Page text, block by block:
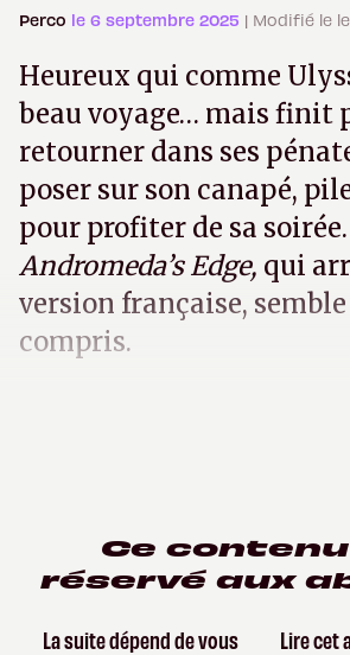
Perco le 6 septembre 2025 | Modifié le
Heureux qui comme
beau voyage… mais finit
retourner dans ses
poser sur son canapé,
pour profiter de sa soirée.
Andromeda’s Edge, qui
version française,
compris.
Ce
réservé aux
La suite dépend de vous
Lire cet